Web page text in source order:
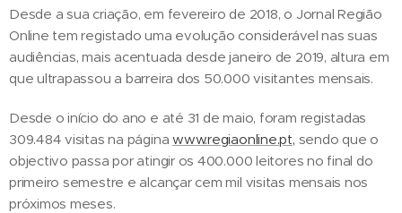
Desde a sua criação, em fevereiro de 2018, o Jornal Região
Online tem registado uma evolução considerável nas suas
audiências, mais acentuada desde janeiro de 2019, altura em
que ultrapassou a barreira dos 50.000 visitantes mensais.
Desde o início do ano e até 31 de maio, foram registadas
309.484 visitas na páginawww.regiaonline.pt, sendo que o
objectivo passa por atingir os 400.000 leitores no final do
primeiro semestre e alcançar cem mil visitas mensais nos
próximos meses.